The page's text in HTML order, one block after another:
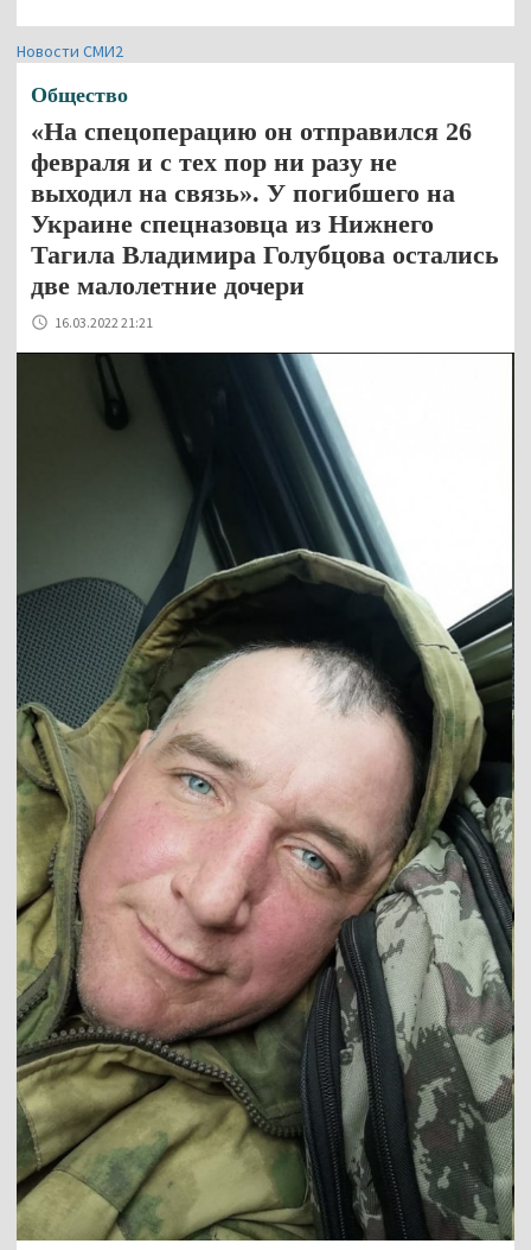
Новости СМИ2
Общество
«На спецоперацию он отправился 26
февраля и с тех пор ни разу не
выходил на связь». У погибшего на
Украине спецназовца из Нижнего
Тагила Владимира Голубцова остались
две малолетние дочери
16.03.2022 21:21